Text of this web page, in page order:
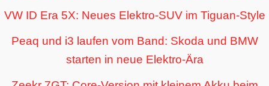
VW ID Era 5X: Neues Elektro-SUV im Tiguan-Style
Peaq und i3 laufen vom Band: Skoda und BMW
starten in neue Elektro-Ära